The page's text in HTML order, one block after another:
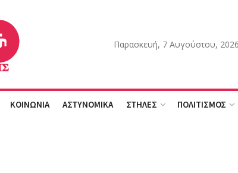
Παρασκευή, 7 Αυγούστου, 2026
ΚΟΙΝΩΝΙΑ ΑΣΤΥΝΟΜΙΚΑ ΣΤΗΛΕΣ ΠΟΛΙΤΙΣΜΟΣ